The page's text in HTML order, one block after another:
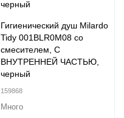
Гигиенический душ Milardo
Tidy 001BLR0M08 со
смесителем, С
ВНУТРЕННЕЙ ЧАСТЬЮ,
черный
159868
Много